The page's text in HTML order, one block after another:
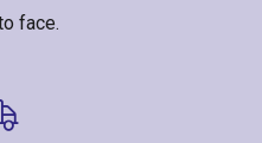
face.